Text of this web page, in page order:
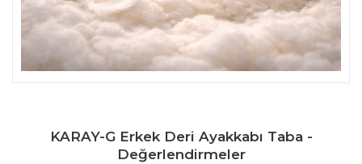
KARAY-G Erkek Deri Ayakkabı Taba -
Değerlendirmeler